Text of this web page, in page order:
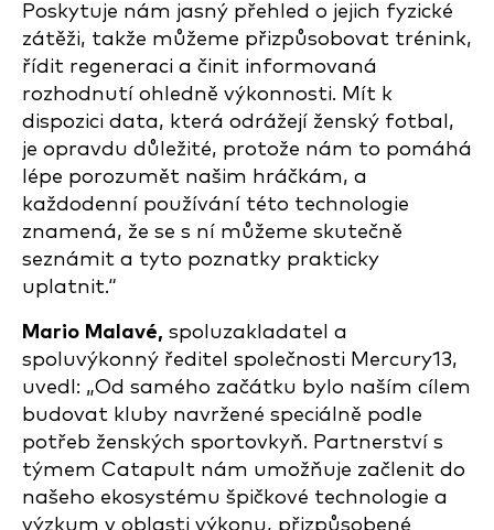
Poskytuje nám jasný přehled o jejich fyzické
zátěži, takže můžeme přizpůsobovat trénink,
řídit regeneraci a činit informovaná
rozhodnutí ohledně výkonnosti. Mít k
dispozici data, která odrážejí ženský fotbal,
je opravdu důležité, protože nám to pomáhá
lépe porozumět našim hráčkám, a
každodenní používání této technologie
znamená, že se s ní můžeme skutečně
seznámit a tyto poznatky prakticky
uplatnit.“
Mario Malavé, spoluzakladatel a
spoluvýkonný ředitel společnosti Mercury13,
uvedl: „Od samého začátku bylo naším cílem
budovat kluby navržené speciálně podle
potřeb ženských sportovkyň. Partnerství s
týmem Catapult nám umožňuje začlenit do
našeho ekosystému špičkové technologie a
výzkum v oblasti výkonu, přizpůsobené